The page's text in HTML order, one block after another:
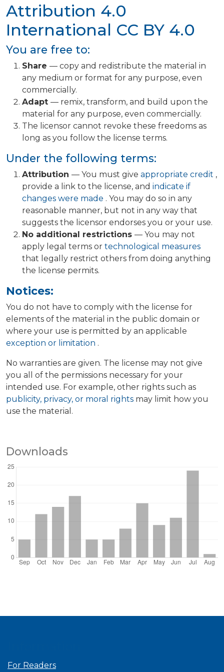
Attribution 4.0
International CC BY 4.0
You are free to:
Share — copy and redistribute the material in
any medium or format for any purpose, even
commercially.
Adapt — remix, transform, and build upon the
material for any purpose, even commercially.
The licensor cannot revoke these freedoms as
long as you follow the license terms.
Under the following terms:
Attribution — You must give appropriate credit ,
provide a link to the license, and indicate if
changes were made . You may do so in any
reasonable manner, but not in any way that
suggests the licensor endorses you or your use.
No additional restrictions — You may not
apply legal terms or technological measures
that legally restrict others from doing anything
the license permits.
Notices:
You do not have to comply with the license for
elements of the material in the public domain or
where your use is permitted by an applicable
exception or limitation .
No warranties are given. The license may not give
you all of the permissions necessary for your
intended use. For example, other rights such as
publicity, privacy, or moral rights may limit how you
use the material.
Downloads
For Readers